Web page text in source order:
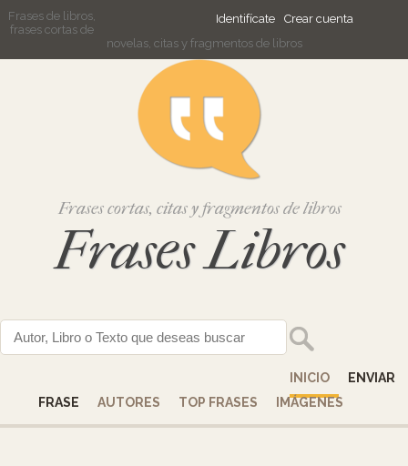
Identifícate Crear cuenta
Frases de libros,
frases cortas de
novelas, citas y fragmentos de libros
Frases cortas, citas y fragmentos de libros
Frases Libros
INICIO
ENVIAR
FRASE
AUTORES TOP FRASES IMÁGENES